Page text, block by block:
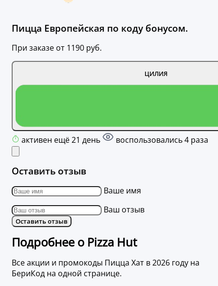
Пицца Европейская по коду бонусом.
При заказе от 1190 руб.
ЦИЛИЯ
активен ещё 21 день воспользовались 4 раза
Оставить отзыв
Ваше имя
Ваш отзыв
Оставить отзыв
Подробнее о Pizza Hut
Все акции и промокоды Пицца Хат в 2026 году на
БериКод на одной странице.